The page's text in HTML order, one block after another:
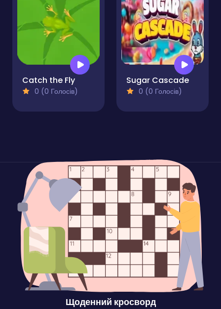
Catch the Fly
0 (0 Голосів)
Sugar Cascade
0 (0 Голосів)
Щоденний кросворд